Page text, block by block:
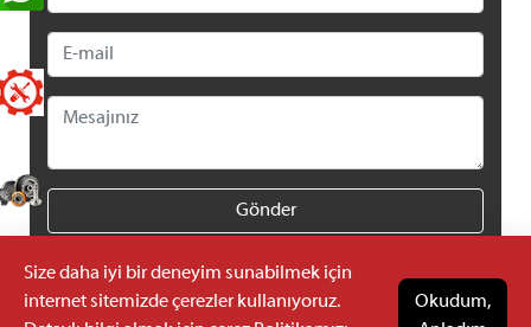
Gönder
Size daha iyi bir deneyim sunabilmek için
internet sitemizde çerezler kullanıyoruz.
Okudum,